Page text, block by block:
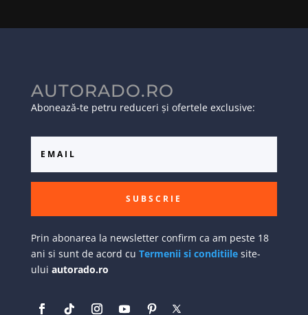
AUTORADO.RO
Abonează-te petru reduceri și ofertele exclusive:
SUBSCRIE
Prin abonarea la newsletter confirm ca am peste 18
ani si sunt de acord cu Termenii si conditiilesite-
ului autorado.ro